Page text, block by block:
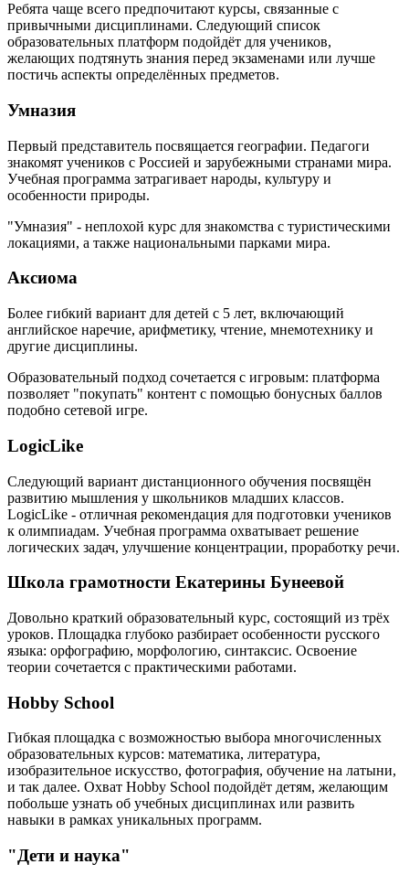
Ребята чаще всего предпочитают курсы, связанные с
привычными дисциплинами. Следующий список
образовательных платформ подойдёт для учеников,
желающих подтянуть знания перед экзаменами или лучше
постичь аспекты определённых предметов.
Умназия
Первый представитель посвящается географии. Педагоги
знакомят учеников с Россией и зарубежными странами мира.
Учебная программа затрагивает народы, культуру и
особенности природы.
"Умназия" - неплохой курс для знакомства с туристическими
локациями, а также национальными парками мира.
Аксиома
Более гибкий вариант для детей с 5 лет, включающий
английское наречие, арифметику, чтение, мнемотехнику и
другие дисциплины.
Образовательный подход сочетается с игровым: платформа
позволяет "покупать" контент с помощью бонусных баллов
подобно сетевой игре.
LogicLike
Следующий вариант дистанционного обучения посвящён
развитию мышления у школьников младших классов.
LogicLike - отличная рекомендация для подготовки учеников
к олимпиадам. Учебная программа охватывает решение
логических задач, улучшение концентрации, проработку речи.
Школа грамотности Екатерины Бунеевой
Довольно краткий образовательный курс, состоящий из трёх
уроков. Площадка глубоко разбирает особенности русского
языка: орфографию, морфологию, синтаксис. Освоение
теории сочетается с практическими работами.
Hobby School
Гибкая площадка с возможностью выбора многочисленных
образовательных курсов: математика, литература,
изобразительное искусство, фотография, обучение на латыни,
и так далее. Охват Hobby School подойдёт детям, желающим
побольше узнать об учебных дисциплинах или развить
навыки в рамках уникальных программ.
"Дети и наука"